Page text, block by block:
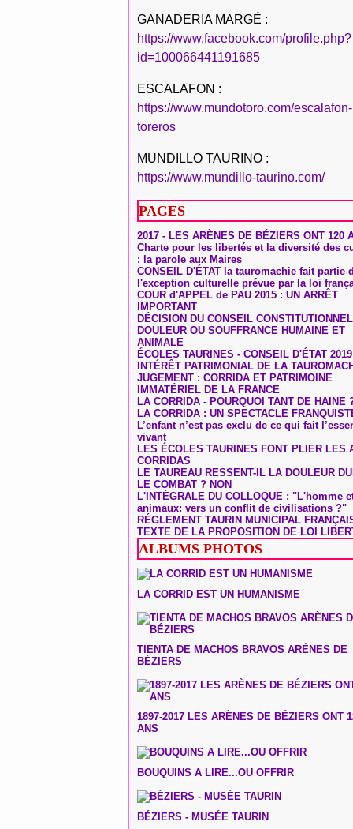
GANADERIA MARGÉ :
https://www.facebook.com/profile.php?
id=100066441191685
ESCALAFON :
https://www.mundotoro.com/escalafon-
toreros
MUNDILLO TAURINO :
https://www.mundillo-taurino.com/
PAGES
2017 - LES ARÈNES DE BÉZIERS ONT 120
Charte pour les libertés et la diversité des
: la parole aux Maires
CONSEIL D'ÉTAT la tauromachie fait partie
l'exception culturelle prévue par la loi
COUR d'APPEL de PAU 2015 : UN ARRÊT
IMPORTANT
DÉCISION DU CONSEIL CONSTITUTIONNEL
DOULEUR OU SOUFFRANCE HUMAINE ET
ANIMALE
ÉCOLES TAURINES - CONSEIL D'ÉTAT 2019
INTÉRÊT PATRIMONIAL DE LA
JUGEMENT : CORRIDA ET PATRIMOINE
IMMATÉRIEL DE LA FRANCE
LA CORRIDA - POURQUOI TANT DE HAINE
LA CORRIDA : UN SPECTACLE
L’enfant n’est pas exclu de ce qui fait
vivant
LES ÉCOLES TAURINES FONT PLIER LES
CORRIDAS
LE TAUREAU RESSENT-IL LA DOULEUR
LE COMBAT ? NON
L'INTÉGRALE DU COLLOQUE : "L'homme
animaux: vers un conflit de civilisations ?"
RÉGLEMENT TAURIN MUNICIPAL
TEXTE DE LA PROPOSITION DE LOI
ALBUMS PHOTOS
LA CORRID EST UN HUMANISME
TIENTA DE MACHOS BRAVOS ARÈNES DE
BÉZIERS
1897-2017 LES ARÈNES DE BÉZIERS ONT
ANS
BOUQUINS A LIRE...OU OFFRIR
BÉZIERS - MUSÉE TAURIN